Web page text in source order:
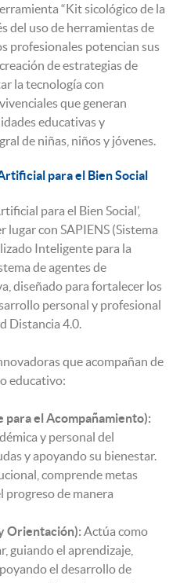
“Kit sicológico de la
del uso de herramientas de
profesionales potencian sus
de estrategias de
la tecnología con
que generan
educativas y
de niñas, niños y jóvenes.
para el Bien Social
para el Bien Social’,
con SAPIENS (Sistema
Inteligente para la
de agentes de
diseñado para fortalecer los
personal y profesional
Distancia 4.0.
que acompañan de
educativo:
el Acompañamiento):
y personal del
y apoyando su bienestar.
comprende metas
progreso de manera
Orientación): Actúa como
guiando el aprendizaje,
el desarrollo de